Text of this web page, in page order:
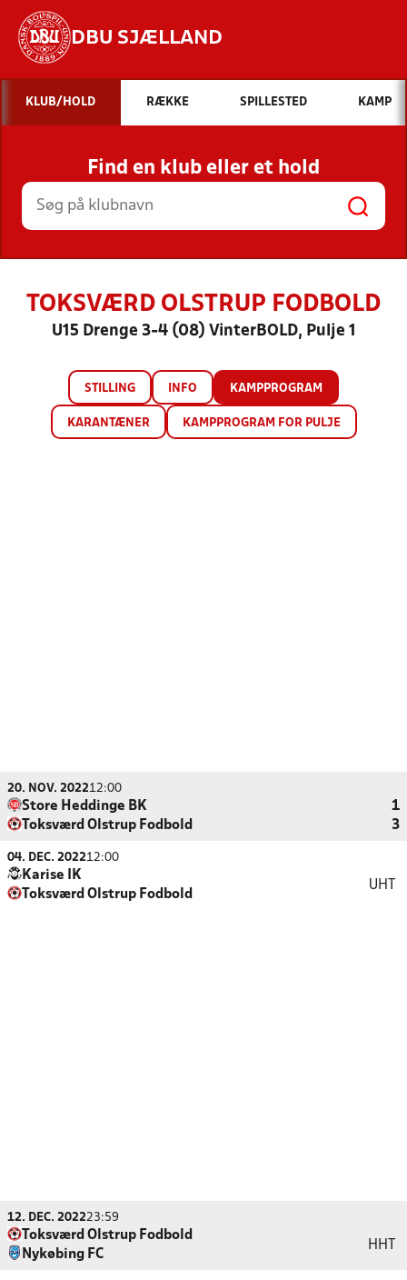
DBU SJÆLLAND
Hvad vil du søge efter?
INDHOLD OG NYHEDER
STILLINGER, RESULTATER, KLUBBER OG
HOLD
KLUB/HOLD RÆKKE SPILLESTED KAMP
Find en klub eller et hold
TOKSVÆRD OLSTRUP FODBOLD
U15 Drenge 3-4 (08) VinterBOLD, Pulje 1
STILLING INFO KAMPPROGRAM
KARANTÆNER KAMPPROGRAM FOR PULJE
20. NOV. 202212:00
Store Heddinge BK
1
Toksværd Olstrup Fodbold
3
04. DEC. 202212:00
Karise IK
Toksværd Olstrup Fodbold
UHT
12. DEC. 202223:59
Toksværd Olstrup Fodbold
Nykøbing FC
HHT